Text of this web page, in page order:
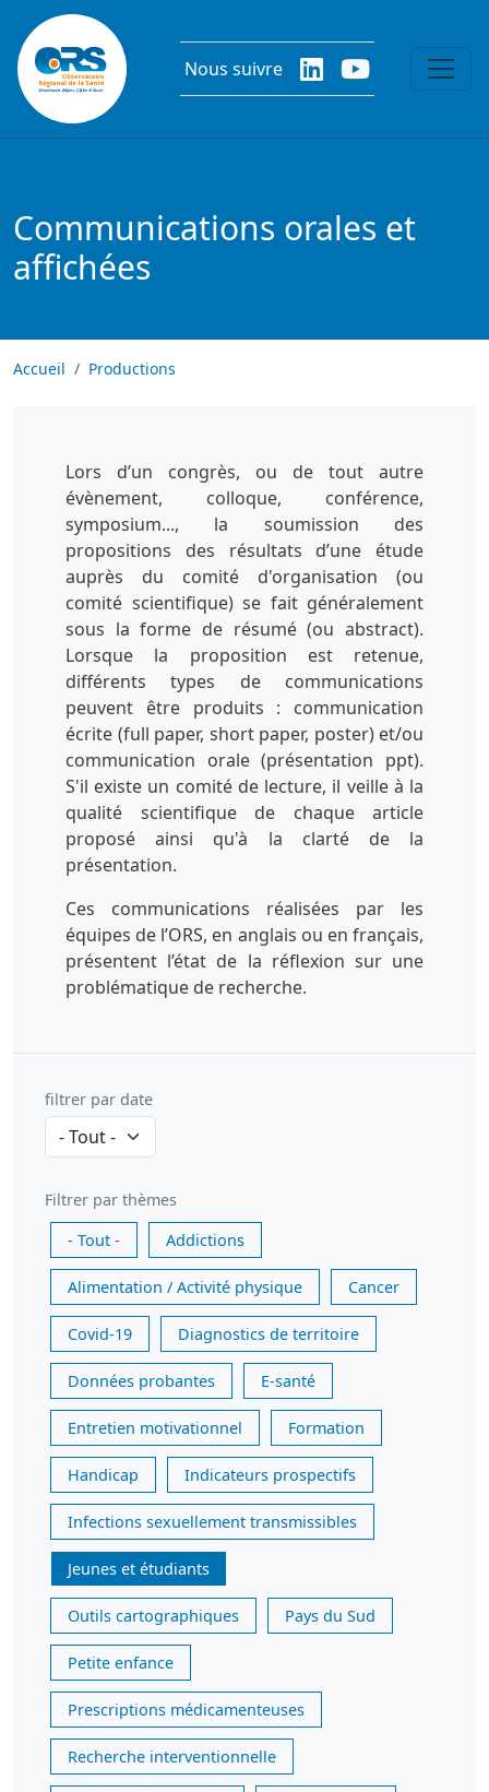
Aller au contenu principal
Nous suivre
Communications orales et
affichées
Accueil Productions
Lors d’un congrès, ou de tout autre
évènement, colloque, conférence,
symposium..., la soumission des
propositions des résultats d’une étude
auprès du comité d'organisation (ou
comité scientifique) se fait généralement
sous la forme de résumé (ou abstract).
Lorsque la proposition est retenue,
différents types de communications
peuvent être produits : communication
écrite (full paper, short paper, poster) et/ou
communication orale (présentation ppt).
S'il existe un comité de lecture, il veille à la
qualité scientifique de chaque article
proposé ainsi qu'à la clarté de la
présentation.
Ces communications réalisées par les
équipes de l’ORS, en anglais ou en français,
présentent l’état de la réflexion sur une
problématique de recherche.
filtrer par date
Filtrer par thèmes
- Tout -
Addictions
Alimentation / Activité physique Cancer
Covid-19 Diagnostics de territoire
Données probantes E-santé
Entretien motivationnel Formation
Handicap Indicateurs prospectifs
Infections sexuellement transmissibles
Jeunes et étudiants
Outils cartographiques Pays du Sud
Petite enfance
Prescriptions médicamenteuses
Recherche interventionnelle